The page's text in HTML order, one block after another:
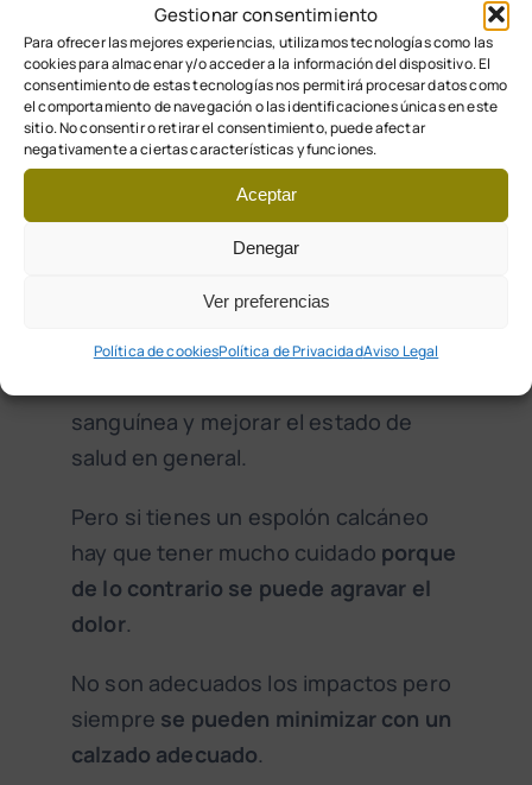
Gestionar consentimiento
Para ofrecer las mejores experiencias, utilizamos tecnologías como las
cookies para almacenar y/o acceder a la información del dispositivo. El
consentimiento de estas tecnologías nos permitirá procesar datos como
el comportamiento de navegación o las identificaciones únicas en este
sitio. No consentir o retirar el consentimiento, puede afectar
negativamente a ciertas características y funciones.
Aceptar
Denegar
Ver preferencias
Política de cookiesPolítica de PrivacidadAviso Legal
Sensibilidad al tacto: El talón puede
sentirse sensible al tacto y puede
haber una sensación de calor en la
zona.
¿Es bueno andar con
un espolón?
Una actividad física moderada
siempre es conveniente para
sanguínea y mejorar el estado de
salud en general.
Pero si tienes un espolón calcáneo
hay que tener mucho cuidado porque
de lo contrario se puede agravar el
dolor.
No son adecuados los impactos pero
siempre se pueden minimizar con un
calzado adecuado.